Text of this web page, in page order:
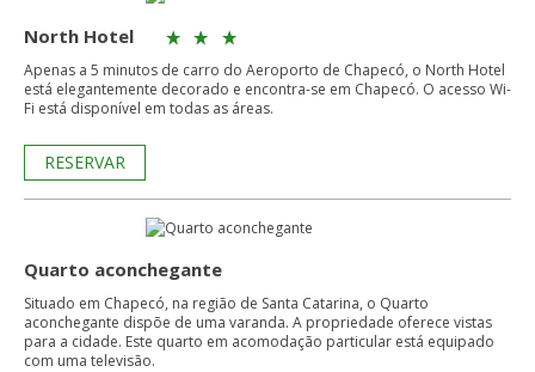
North Hotel
Apenas a 5 minutos de carro do Aeroporto de Chapecó, o North Hotel
está elegantemente decorado e encontra-se em Chapecó. O acesso Wi-
Fi está disponível em todas as áreas.
RESERVAR
Quarto aconchegante
Situado em Chapecó, na região de Santa Catarina, o Quarto
aconchegante dispõe de uma varanda. A propriedade oferece vistas
para a cidade. Este quarto em acomodação particular está equipado
com uma televisão.